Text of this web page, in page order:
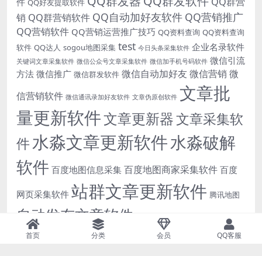
QQ好友提取软件
销 QQ群营销软件 QQ自动加好友软件 QQ营销推广
QQ营销软件 QQ营销运营推广技巧 QQ资料查询 QQ资料查询
软件 QQ达人 sogou地图采集 test 今日头条采集软件 企业名录软件
关键词文章采集软件 微信公众号文章采集软件 微信加手机号码软件 微信引流
方法 微信推广 微信群发软件 微信自动加好友 微信营销 微
信营销软件 微信通讯录加好友软件 文章伪原创软件 文章批
量更新软件文章更新器文章采集软
件水淼文章更新软件水淼破解
软件 百度地图信息采集 百度地图商家采集软件 百度
网页采集软件 站群文章更新软件 腾讯地图
自动发布文章软件 高德地图 高德地图商家采集
软件
首页 分类 会员 QQ客服